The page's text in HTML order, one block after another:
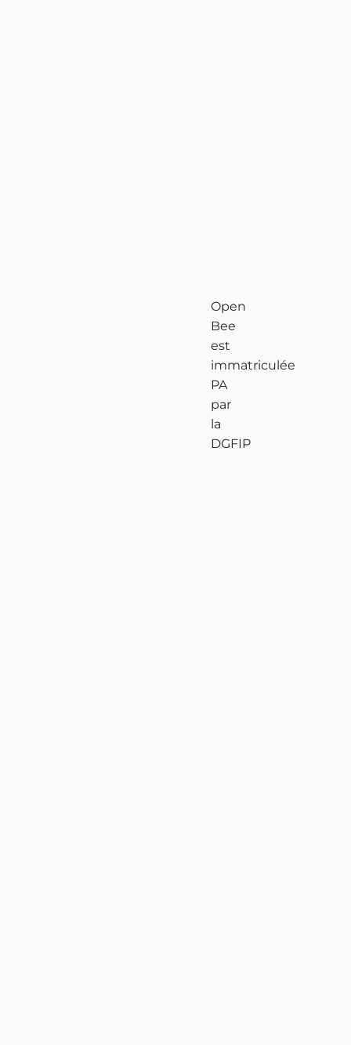
Open
Bee
est
immatriculée
PA
par
la
DGFIP